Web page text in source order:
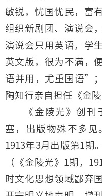
敏锐，忧国忧民，富
组织新剧团、演说会
演说会只用英语，学
英文版，很为不满，
语并用，尤重国语”
陶知行亲自担任《金
《金陵光》创刊
塞，出版物殊不多见
1913年3月出版第1期
（《金陵光》1期，
时文化思想领域鄙弃